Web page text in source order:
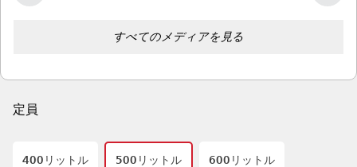
すべてのメディアを見る
定員
400リットル 500リットル 600リットル